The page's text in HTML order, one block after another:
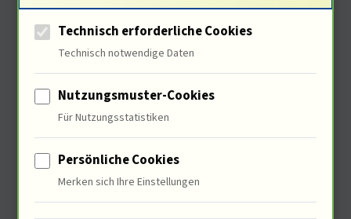
Die Produktion ist mit 400 Millionen
Dollar eine der teuersten. 80% der
Technisch erforderliche Cookies
Technisch notwendige Daten
Nutzungsmuster-Cookies
Für Nutzungsstatistiken
Persönliche Cookies
Merken sich Ihre Einstellungen